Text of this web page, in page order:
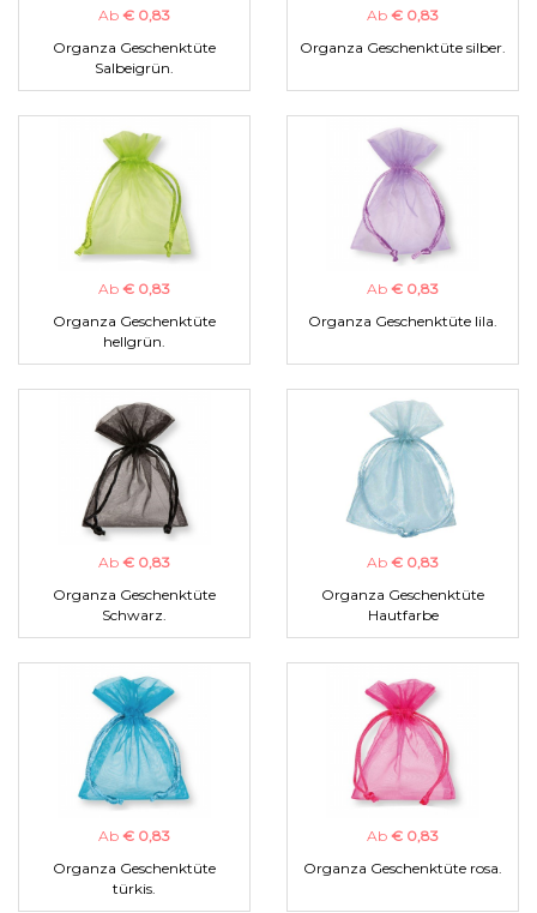
Ab € 0,83
Organza Geschenktüte
Salbeigrün.
Ab € 0,83
Organza Geschenktüte silber.
Ab € 0,83
Organza Geschenktüte
hellgrün.
Ab € 0,83
Organza Geschenktüte lila.
Ab € 0,83
Organza Geschenktüte
Schwarz.
Ab € 0,83
Organza Geschenktüte
Hautfarbe
Ab € 0,83
Organza Geschenktüte
türkis.
Ab € 0,83
Organza Geschenktüte rosa.